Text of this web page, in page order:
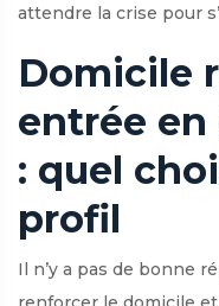
attendre la crise pour
Domicile
entrée
: quel
profil
Il n’y a pas de bonne